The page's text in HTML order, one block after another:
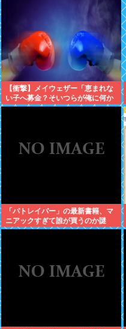
【衝撃】メイウェザー「恵まれな
い子へ募金？そいつらが俺に何か
してくれたのか・・・・・・？」
「パトレイバー」の最新書籍、マ
ニアックすぎて誰が買うのか謎